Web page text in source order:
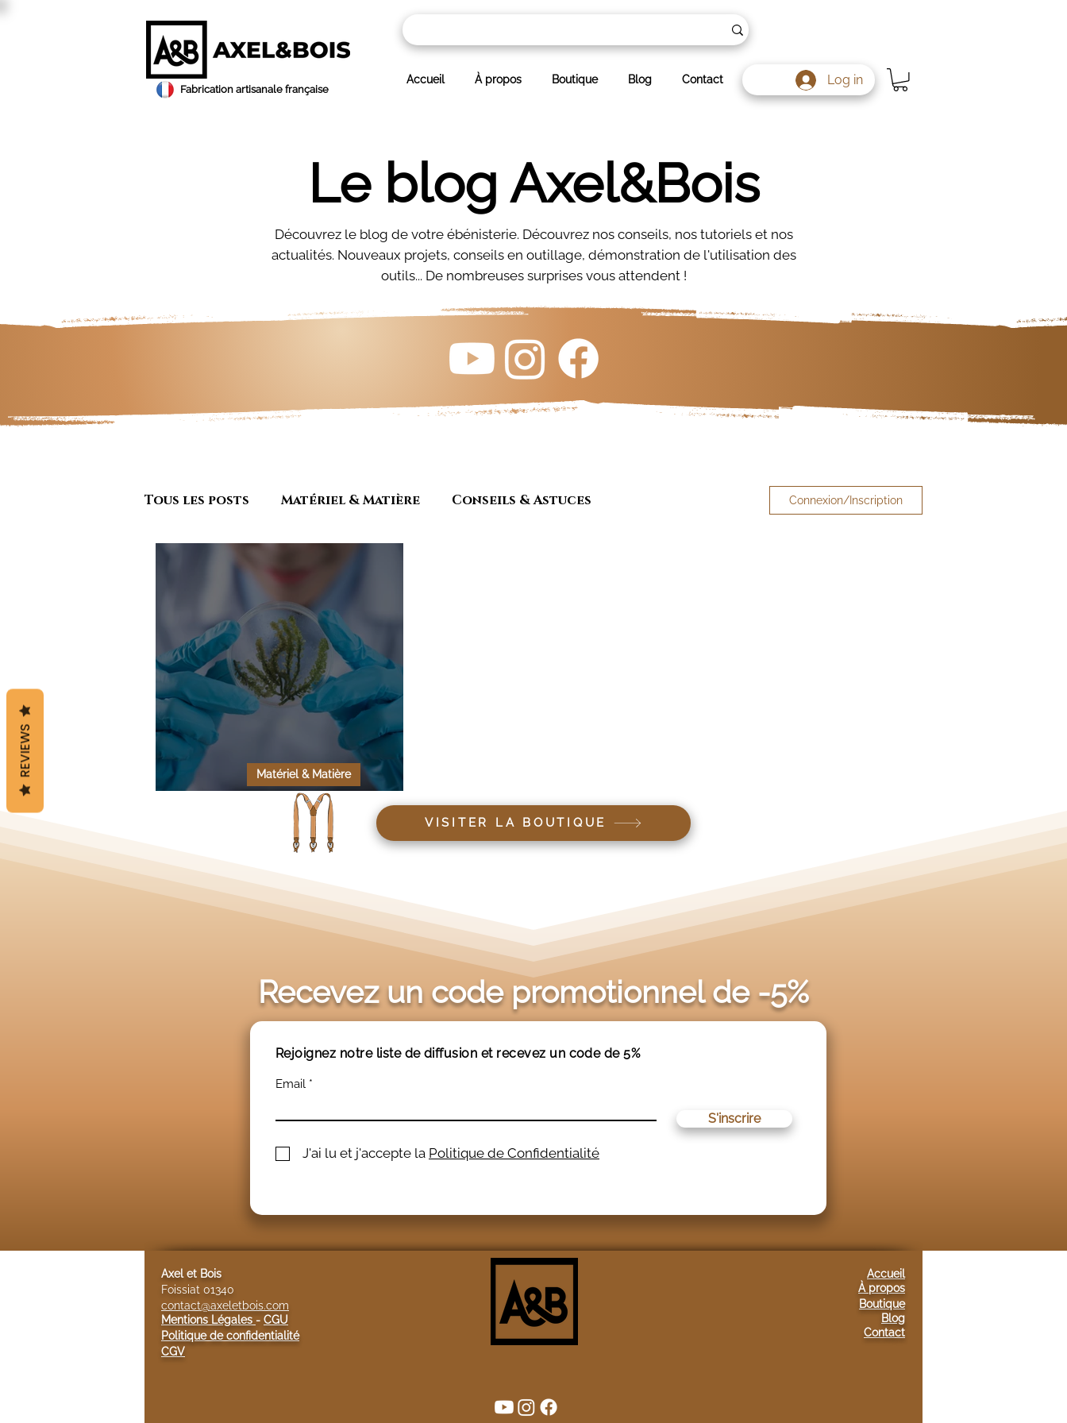
Fabrication artisanale française
Accueil À propos Boutique Blog Contact Log in
Le blog Axel&Bois
Découvrez le blog de votre ébénisterie. Découvrez nos conseils, nos tutoriels et nos
actualités. Nouveaux projets, conseils en outillage, démonstration de l'utilisation des
outils... De nombreuses surprises vous attendent !
Tous les posts Matériel & Matière Conseils & Astuces
Actualité & Secteur
Artisanat et entrepreunariat
Connexion/Inscription
Le bois est-il antibactérien ?
Matériel & Matière
VISITER LA BOUTIQUE
Recevez un code promotionnel de -5%
Rejoignez notre liste de diffusion et recevez un code de 5%
Email
S'inscrire
J'ai lu et j'accepte la Politique de Confidentialité
Axel et Bois
Foissiat 01340
contact@axeletbois.com
Mentions Légales - CGU
Politique de confidentialité
CGV
Accueil
À propos
Boutique
Blog
Contact
REVIEWS